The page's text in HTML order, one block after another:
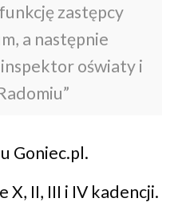
zastępcy
a następnie
inspektor oświaty i
Goniec.pl.
X, II, III i IV kadencji.